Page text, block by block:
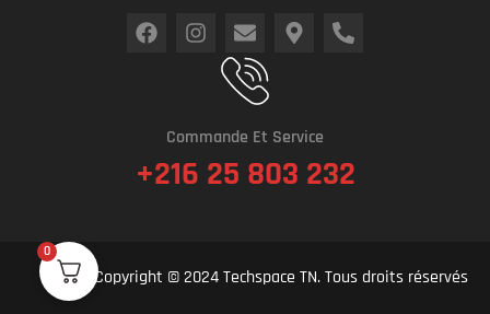
0
Commande Et Service
+216 25 803 232
Copyright © 2024 Techspace TN. Tous droits réservés